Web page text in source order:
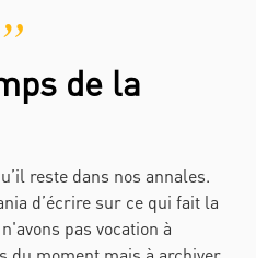
de la
reste dans nos annales.
d’écrire sur ce qui fait la
pas vocation à